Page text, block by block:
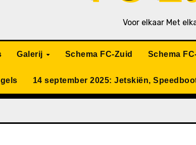
Voor elkaar Met
Galerij Schema FC-Zuid Schema
14 september 2025: Jetskiën,